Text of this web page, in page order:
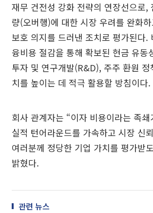
재무 건전성 강화 전략의 연장선으로,
량(오버행)에 대한 시장 우려를 완화
보호 의지를 드러낸 조치로 평가된다.
융비용 절감을 통해 확보된 현금 유동
투자 및 연구개발(R&D), 주주 환원
치를 높이는 데 적극 활용할 방침이다.
회사 관계자는 “이자 비용이라는 족
실적 턴어라운드를 가속하고 시장 신
여러분께 정당한 기업 가치를 평가받
밝혔다.
관련 뉴스